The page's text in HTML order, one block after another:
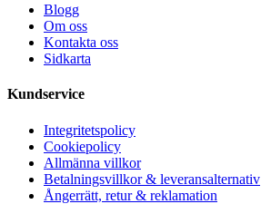
Blogg
Om oss
Kontakta oss
Sidkarta
Kundservice
Integritetspolicy
Cookiepolicy
Allmänna villkor
Betalningsvillkor & leveransalternativ
Ångerrätt, retur & reklamation